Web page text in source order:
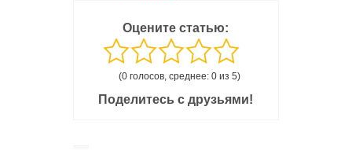
Оцените статью:
(0 голосов, среднее: 0 из 5)
Поделитесь с друзьями!